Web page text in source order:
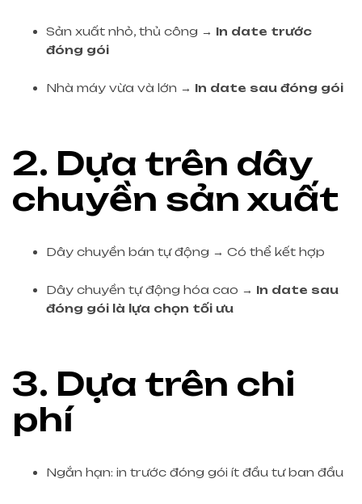
Sản xuất nhỏ, thủ công → In date trước
đóng gói
Nhà máy vừa và lớn → In date sau đóng gói
2. Dựa trên dây
chuyền sản xuất
Dây chuyền bán tự động → Có thể kết hợp
Dây chuyền tự động hóa cao → In date sau
đóng gói là lựa chọn tối ưu
3. Dựa trên chi
phí
Ngắn hạn: in trước đóng gói ít đầu tư ban đầu